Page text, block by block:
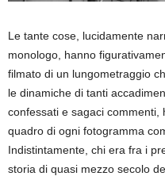
Le tante cose, lucidamente
monologo, hanno
filmato di un lungometraggio
le dinamiche di tanti
confessati e sagaci
quadro di ogni fotogramma
Indistintamente, chi era fra i
storia di quasi mezzo secolo